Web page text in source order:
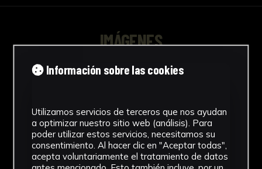
recuperación de la colección de vaciados :
antigua Real Fábrica de Tabaco (Universidad
IMÁGENES
Información sobre las cookies
Utilizamos servicios de terceros que nos ayudan
a optimizar nuestro sitio web (análisis). Para
poder utilizar estos servicios, necesitamos su
consentimiento. Al hacer clic en "Aceptar todas",
acepta voluntariamente el tratamiento de datos